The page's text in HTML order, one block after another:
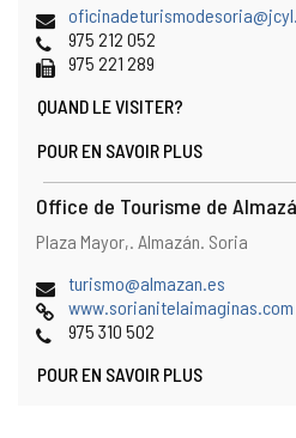
Adresse
de
courrier
électronique
Téléphones
975 212 052
Fax 975 221 289
QUAND LEVISITER?
POUR EN SAVOIR PLUS
Office de Tourisme de
Adresse
Adresse
Plaza Mayor,. Almazán. Soria
Adresse
de
courrier
turismo@almazan.es
Page
Web
www.sorianitelaimaginas.com
Téléphones
975 310 502
POUR EN SAVOIR PLUS